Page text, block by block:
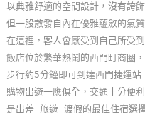
玩
樂
地
圖
顧
以典雅舒適的空間設計，沒有誇
但一股散發自內在優雅蘊斂的氣
在這裡，客人會感受到自己所受到
飯店位於繁華熱鬧的西門町商圈，
步行約5分鐘即可到達西門捷運站
購物出遊一應俱全，交通十分便利
是出差 旅遊 渡假的最佳住宿選